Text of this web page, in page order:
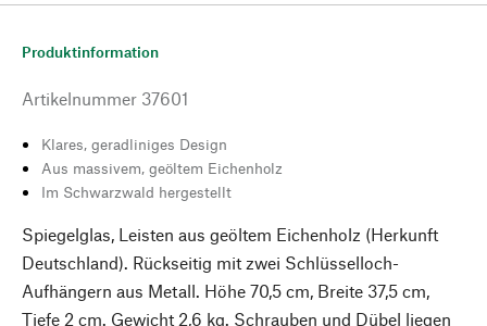
Produktinformation
Artikelnummer 37601
Klares, geradliniges Design
Aus massivem, geöltem Eichenholz
Im Schwarzwald hergestellt
Spiegelglas, Leisten aus geöltem Eichenholz (Herkunft
Deutschland). Rückseitig mit zwei Schlüsselloch-
Aufhängern aus Metall. Höhe 70,5 cm, Breite 37,5 cm,
Tiefe 2 cm. Gewicht 2,6 kg. Schrauben und Dübel liegen